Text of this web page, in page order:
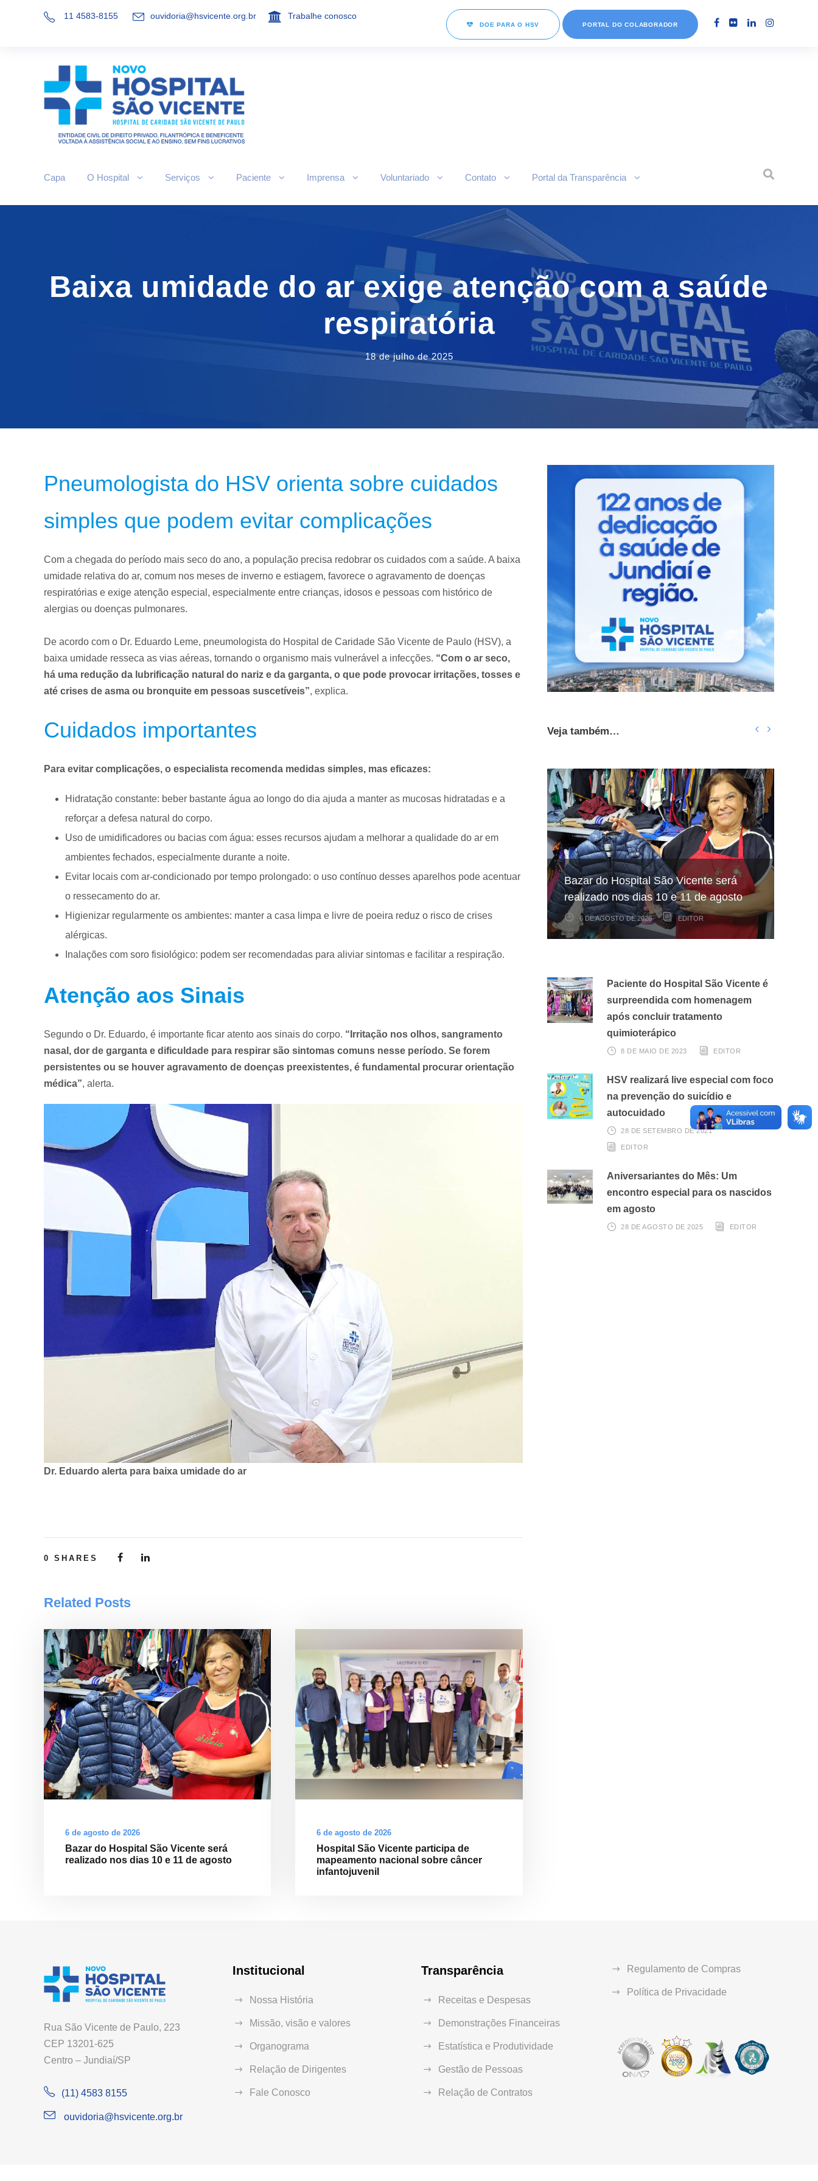
11 4583-8155 ouvidoria@hsvicente.org.br Trabalhe conosco
DOE PARA O HSV PORTAL DO COLABORADOR
Capa O Hospital Serviços Paciente Imprensa Voluntariado Contato Portal da Transparência
Baixa umidade do ar exige atenção com a saúde
respiratória
18 de julho de 2025
Pneumologista do HSV orienta sobre cuidados
simples que podem evitar complicações
Com a chegada do período mais seco do ano, a população precisa redobrar os cuidados com a saúde. A baixa
umidade relativa do ar, comum nos meses de inverno e estiagem, favorece o agravamento de doenças
respiratórias e exige atenção especial, especialmente entre crianças, idosos e pessoas com histórico de
alergias ou doenças pulmonares.
De acordo com o Dr. Eduardo Leme, pneumologista do Hospital de Caridade São Vicente de Paulo (HSV), a
baixa umidade resseca as vias aéreas, tornando o organismo mais vulnerável a infecções. “Com o ar seco,
há uma redução da lubrificação natural do nariz e da garganta, o que pode provocar irritações, tosses e
até crises de asma ou bronquite em pessoas suscetíveis”, explica.
Cuidados importantes
Para evitar complicações, o especialista recomenda medidas simples, mas eficazes:
Hidratação constante: beber bastante água ao longo do dia ajuda a manter as mucosas hidratadas e a
reforçar a defesa natural do corpo.
Uso de umidificadores ou bacias com água: esses recursos ajudam a melhorar a qualidade do ar em
ambientes fechados, especialmente durante a noite.
Evitar locais com ar-condicionado por tempo prolongado: o uso contínuo desses aparelhos pode acentuar
o ressecamento do ar.
Higienizar regularmente os ambientes: manter a casa limpa e livre de poeira reduz o risco de crises
alérgicas.
Inalações com soro fisiológico: podem ser recomendadas para aliviar sintomas e facilitar a respiração.
Atenção aos Sinais
Segundo o Dr. Eduardo, é importante ficar atento aos sinais do corpo. “Irritação nos olhos, sangramento
nasal, dor de garganta e dificuldade para respirar são sintomas comuns nesse período. Se forem
persistentes ou se houver agravamento de doenças preexistentes, é fundamental procurar orientação
médica”, alerta.
Dr. Eduardo alerta para baixa umidade do ar
0 SHARES
Related Posts
6 de agosto de 2026
Bazar do Hospital São Vicente será
realizado nos dias 10 e 11 de agosto
6 de agosto de 2026
Hospital São Vicente participa de
mapeamento nacional sobre câncer
infantojuvenil
Veja também…
Bazar do Hospital São Vicente será
realizado nos dias 10 e 11 de agosto
6 DE AGOSTO DE 2026 EDITOR
Hospital São Vicente participa de
mapeamento nacional sobre câncer
infantojuvenil
6 DE AGOSTO DE 2026 EDITOR
Hospital São Vicente expande
arrecadação de cupons fiscais pela
Nota Fiscal Paulista
3 DE AGOSTO DE 2026 EDITOR
Paciente do Hospital São Vicente é
surpreendida com homenagem
após concluir tratamento
quimioterápico
8 DE MAIO DE 2023 EDITOR
HSV realizará live especial com foco
na prevenção do suicídio e
autocuidado
28 DE SETEMBRO DE 2021
EDITOR
Aniversariantes do Mês: Um
encontro especial para os nascidos
em agosto
28 DE AGOSTO DE 2025 EDITOR
Rua São Vicente de Paulo, 223
CEP 13201-625
Centro – Jundiaí/SP
(11) 4583 8155
ouvidoria@hsvicente.org.br
Institucional
Nossa História
Missão, visão e valores
Organograma
Relação de Dirigentes
Fale Conosco
Transparência
Receitas e Despesas
Demonstrações Financeiras
Estatística e Produtividade
Gestão de Pessoas
Relação de Contratos
Regulamento de Compras
Política de Privacidade